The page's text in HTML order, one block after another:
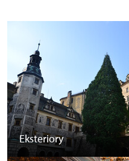
Eksteriory